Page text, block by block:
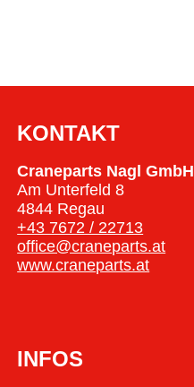
KONTAKT
Craneparts Nagl GmbH
Am Unterfeld 8
4844 Regau
+43 7672 / 22713
office@craneparts.at
www.craneparts.at
INFOS